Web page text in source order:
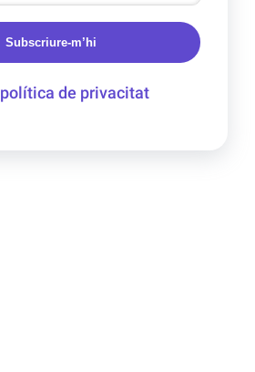
Subscriure-m’hi
política de privacitat